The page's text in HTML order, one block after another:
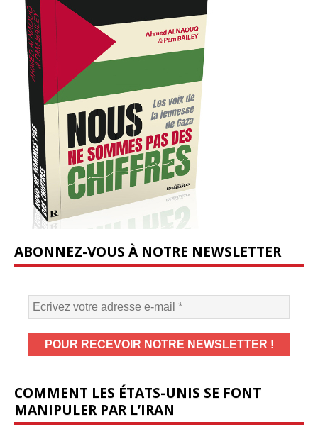
ABONNEZ-VOUS À NOTRE NEWSLETTER
COMMENT LES ÉTATS-UNIS SE FONT
MANIPULER PAR L’IRAN